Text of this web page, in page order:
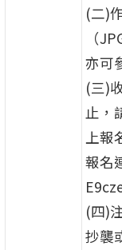
(二)
（
亦可
(三)
止，
上報
報名
(四)
抄襲